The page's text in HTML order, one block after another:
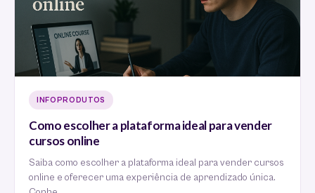
INFOPRODUTOS
Como escolher a plataforma ideal para vender
cursos online
Saiba como escolher a plataforma ideal para vender cursos
online e oferecer uma experiência de aprendizado única.